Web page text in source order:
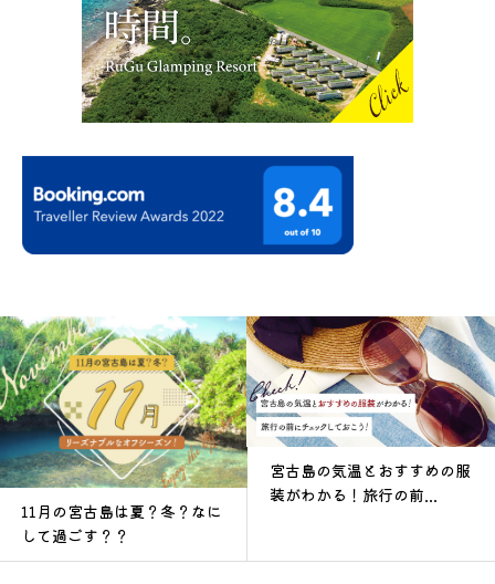
11月の宮古島は夏？冬？なに
して過ごす？？
宮古島の気温とおすすめの服
装がわかる！旅行の前...